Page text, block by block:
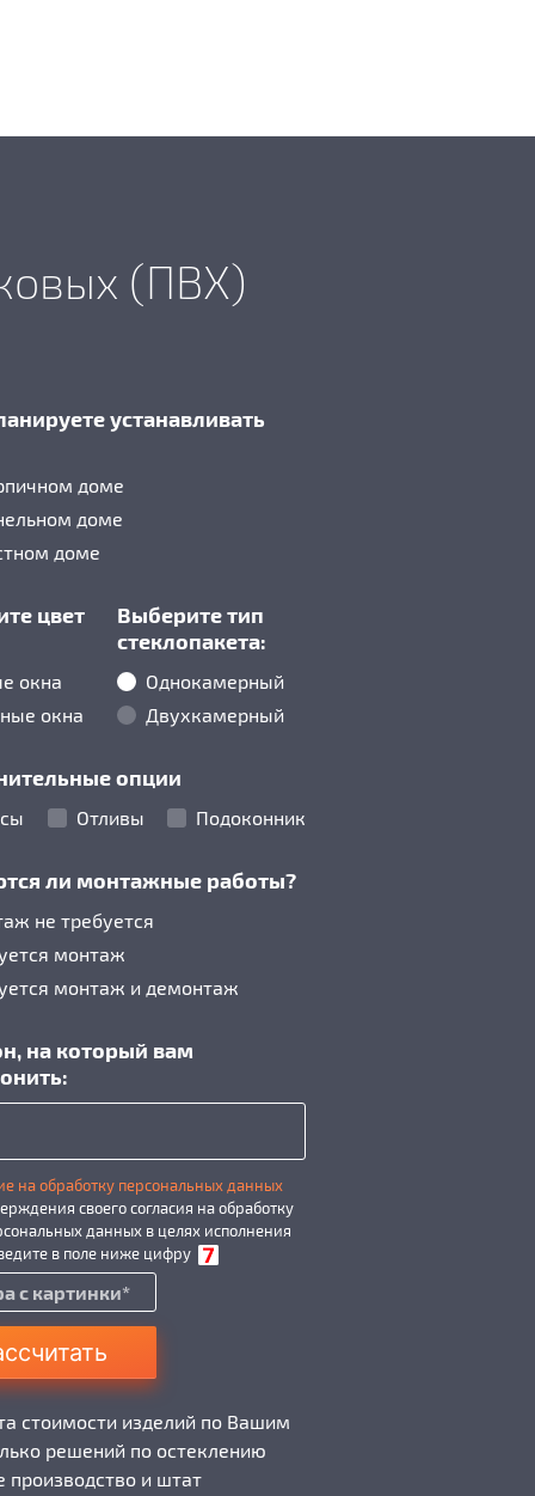
(ПВХ)
устанавливать
доме
доме
доме
цвет
окна
окна
Выберите тип
стеклопакета:
Однокамерный
Двухкамерный
опции
Отливы Подоконник
ли монтажные работы?
не требуется
монтаж
монтаж и демонтаж
на который вам
на обработку персональных данных
своего согласия на обработку
данных в целях исполнения
в поле ниже цифру
стоимости изделий по Вашим
решений по остеклению
производство и штат